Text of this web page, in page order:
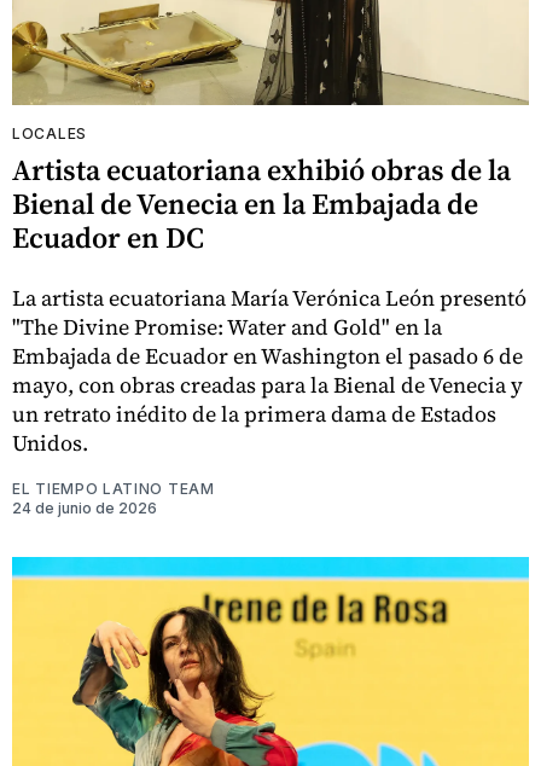
LOCALES
Artista ecuatoriana exhibió obras de la
Bienal de Venecia en la Embajada de
Ecuador en DC
La artista ecuatoriana María Verónica León presentó
"The Divine Promise: Water and Gold" en la
Embajada de Ecuador en Washington el pasado 6 de
mayo, con obras creadas para la Bienal de Venecia y
un retrato inédito de la primera dama de Estados
Unidos.
EL TIEMPO LATINO TEAM
24 de junio de 2026